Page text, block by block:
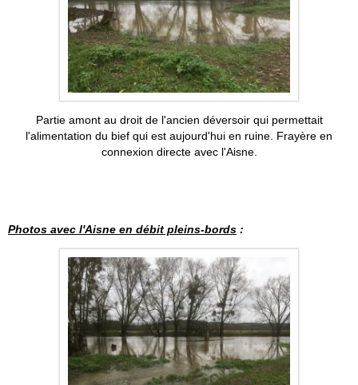
Partie amont au droit de l'ancien déversoir qui permettait
l'alimentation du bief qui est aujourd'hui en ruine. Frayère en
connexion directe avec l'Aisne.
Photos avec l'Aisne en débit pleins-bords :